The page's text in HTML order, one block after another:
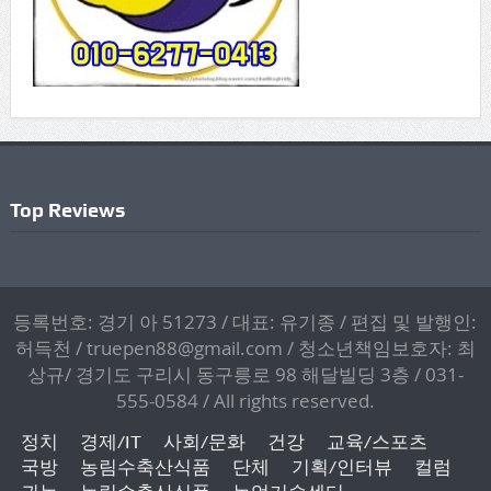
Top Reviews
등록번호: 경기 아 51273 / 대표: 유기종 / 편집 및 발행인:
허득천 / truepen88@gmail.com / 청소년책임보호자: 최
상규/ 경기도 구리시 동구릉로 98 해달빌딩 3층 / 031-
555-0584 / All rights reserved.
정치 경제/IT 사회/문화 건강
교육/스포츠
국방
농림수축산식품 단체 기획/인터뷰
컬럼